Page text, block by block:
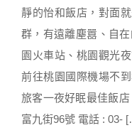
靜的怡和飯店，對面
群，有遠離塵囂、自
園火車站、桃園觀光
前往桃園國際機場不
旅客一夜好眠最佳飯
富九街96號 電話 : 03-